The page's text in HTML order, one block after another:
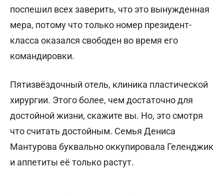
поспешил всех заверить, что это вынужденная
мера, потому что только номер президент-
класса оказался свободен во время его
командировки.
Пятизвёздочный отель, клиника пластической
хирургии. Этого более, чем достаточно для
достойной жизни, скажите вы. Но, это смотря
что считать достойным. Семья Дениса
Мантурова буквально оккупировала Геленджик
и аппетиты её только растут.